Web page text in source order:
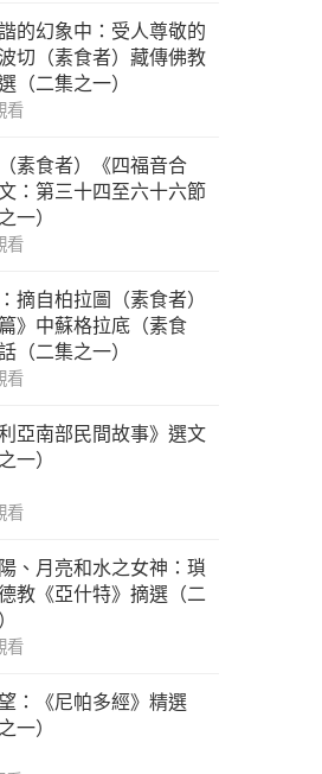
的幻象中：受人尊敬的
切（素食者）藏傳佛教
（二集之一）
看
素食者）《四福音合
：第三十四至六十六節
一）
看
摘自柏拉圖（素食者）
》中蘇格拉底（素食
（二集之一）
看
亞南部民間故事》選文
一）
看
、月亮和水之女神：瑣
教《亞什特》摘選（二
看
：《尼帕多經》精選
一）